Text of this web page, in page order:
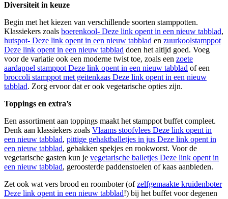
Diversiteit in keuze
Begin met het kiezen van verschillende soorten stamppotten.
Klassiekers zoals boerenkool- Deze link opent in een nieuw tabblad,
hutspot- Deze link opent in een nieuw tabblad en zuurkoolstamppot
Deze link opent in een nieuw tabblad doen het altijd goed. Voeg
voor de variatie ook een moderne twist toe, zoals een zoete
aardappel stamppot Deze link opent in een nieuw tabblad of een
broccoli stamppot met geitenkaas Deze link opent in een nieuw
tabblad. Zorg ervoor dat er ook vegetarische opties zijn.
Toppings en extra’s
Een assortiment aan toppings maakt het stamppot buffet compleet.
Denk aan klassiekers zoals Vlaams stoofvlees Deze link opent in
een nieuw tabblad, pittige gehaktballetjes in jus Deze link opent in
een nieuw tabblad, gebakken spekjes en rookworst. Voor de
vegetarische gasten kun je vegetarische balletjes Deze link opent in
een nieuw tabblad, geroosterde paddenstoelen of kaas aanbieden.
Zet ook wat vers brood en roomboter (ofzelfgemaakte kruidenboter
Deze link opent in een nieuw tabblad!) bij het buffet voor degenen